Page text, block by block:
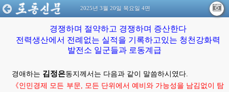
2025년 3월 20일 목요일 4면
경쟁하며 절약하고 경쟁하며 증산한다
전력생산에서 전례없는 실적을 기록하고있는 청천강화력
발전소 일군들과 로동계급
경애하는 김정은동지께서는 다음과 같이 말씀하시였다.
《인민경제 모든 부문, 모든 단위에서 예비와 가능성을 남김없이 탐